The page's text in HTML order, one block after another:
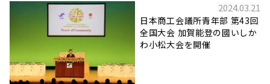
2024.03.21
日本商工会議所青年部 第43回
全国大会 加賀能登の國いしか
わ小松大会を開催